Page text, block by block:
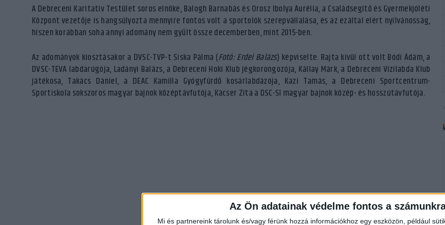
Az Ön adatainak védelme fontos a
Mi és partnereink tárolunk és/vagy férünk hozzá információkhoz egy eszközön, például
A Debreceni Karitatív Testület soros elnöke, Balogh Barnabás és Orosz Ibolya Aurélia, a Családsegítő és Gyermekjóléti
Központ vezetője is hangsúlyozta mennyire fontos volt a sportolók szerepvállalása, és az ezáltal elért nyilvánosság,
hiszen korábban soha annyi adomány nem gyűlt össze decemberben, mint 2015-ben.
Az adományok kiosztásakor a DVSC-TVP-t Siska Pálma (Fotó: Erdei Balázs) képviselte. Rajta kívül ott volt Bódi Ádám, a
DVSC-TEVA labdarúgója, Ladányi Balázs, a Debreceni Hoki Klub jégkorongozója, Kállay Márk, a Debreceni Vízilabda Klub
játékosa, Takács Dániel, a DEAC Kamilla Gyógyfürdő kosárlabdázója, Kazi Tamás, a Debreceni Sportcentrum-
Sportiskola sokszoros magyar bajnok középtávfutója, Kácser Zita a DSC-SI magyar bajnok közép- és hosszútávfutója.